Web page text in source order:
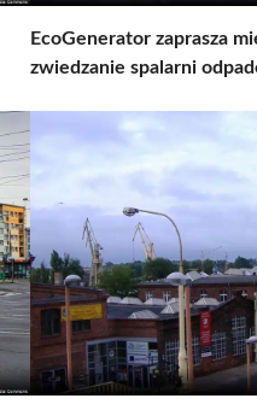
EcoGenerator zaprasza
zwiedzanie spalarni